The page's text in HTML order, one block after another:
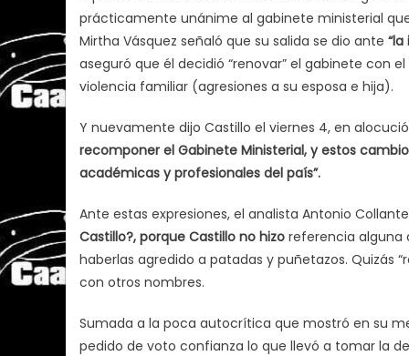
prácticamente unánime al gabinete ministerial
Mirtha Vásquez señaló que su salida se dio ante “la
aseguró que él decidió “renovar” el gabinete con
violencia familiar (agresiones a su esposa e hija).
Y nuevamente dijo Castillo el viernes 4, en
recomponer el Gabinete Ministerial, y estos
académicas y profesionales del país”.
Ante estas expresiones, el analista Antonio
Castillo?, porque Castillo no hizo referencia alguna
haberlas agredido a patadas y puñetazos. Quizás
con otros nombres.
Sumada a la poca autocrítica que mostró en su
pedido de voto confianza lo que llevó a tomar la